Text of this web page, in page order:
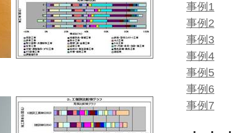
事例1
事例2
事例3
事例4
事例5
事例6
事例7